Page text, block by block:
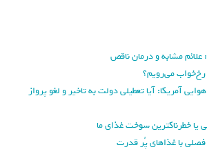
مشابه و درمان ناقص
می‌رویم؟
آمریکا: آیا تعطیلی دولت به تاخیر و لغو پرواز
یا خطرناکترین سوخت غذای ما
فصلی با غذاهای پُر قدرت